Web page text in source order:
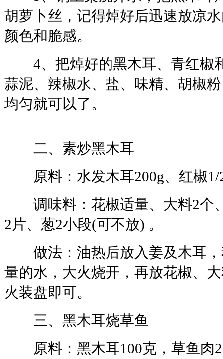
胡萝卜丝，记得焯好后迅速放凉
颜色和脆感。
4、把焯好的黑木耳、青红椒
蒜泥、辣椒水、盐、味精、胡椒
均匀就可以了。
二、素炒黑木耳
原料：水发木耳200g、红椒1/
调味料：花椒适量、大料2个
2片、葱2小段(可不放) 。
做法：油热后放入姜及木耳，
量的水，大火烧开，再放花椒、
火装盘即可。
三、黑木耳烧草鱼
原料：黑木耳100克，草鱼肉